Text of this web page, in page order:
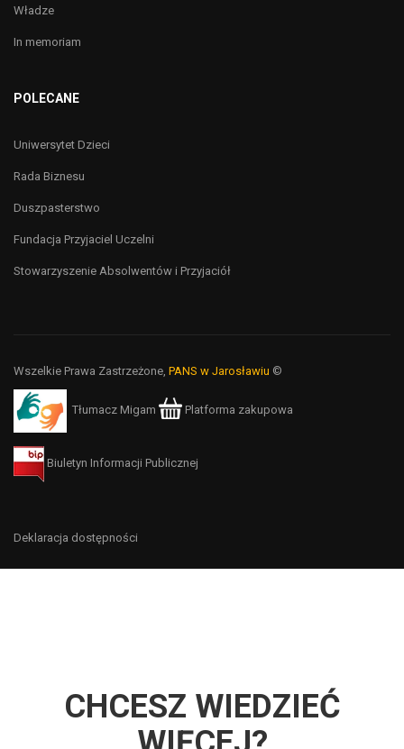
Władze
In memoriam
POLECANE
Uniwersytet Dzieci
Rada Biznesu
Duszpasterstwo
Fundacja Przyjaciel Uczelni
Stowarzyszenie Absolwentów i Przyjaciół
Wszelkie Prawa Zastrzeżone, PANS w Jarosławiu ©
Tłumacz Migam Platforma zakupowa
Biuletyn Informacji Publicznej
Deklaracja dostępności
CHCESZ WIEDZIEĆ